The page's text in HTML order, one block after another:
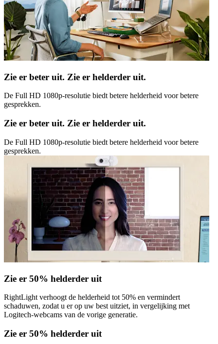
Zie er beter uit. Zie er helderder uit.
De Full HD 1080p-resolutie biedt betere helderheid voor betere
gesprekken.
Zie er beter uit. Zie er helderder uit.
De Full HD 1080p-resolutie biedt betere helderheid voor betere
gesprekken.
Zie er 50% helderder uit
RightLight verhoogt de helderheid tot 50% en vermindert
schaduwen, zodat u er op uw best uitziet, in vergelijking met
Logitech-webcams van de vorige generatie.
Zie er 50% helderder uit